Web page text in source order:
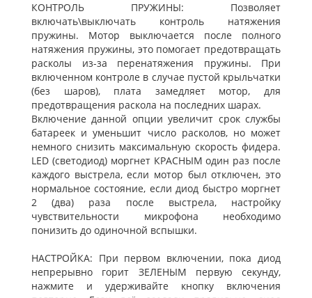
КОНТРОЛЬ ПРУЖИНЫ: Позволяет
включать\выключать контроль натяжения
пружины. Мотор выключается после полного
натяжения пружины, это помогает предотвращать
расколы из-за перенатяжения пружины. При
включенном контроле в случае пустой крыльчатки
(без шаров), плата замедляет мотор, для
предотвращения раскола на последних шарах.
Включение данной опции увеличит срок службы
батареек и уменьшит число расколов, но может
немного снизить максимальную скорость фидера.
LED (светодиод) моргнет КРАСНЫМ один раз после
каждого выстрела, если мотор был отключен, это
нормальное состояние, если диод быстро моргнет
2 (два) раза после выстрела, настройку
чувствительности микрофона необходимо
понизить до одиночной вспышки.
НАСТРОЙКА: При первом включении, пока диод
непрерывно горит ЗЕЛЕНЫМ первую секунду,
нажмите и удерживайте кнопку включения